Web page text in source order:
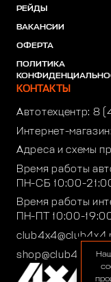
РЕЙДЫ
ВАКАНСИИ
ОФЕРТА
ПОЛИТИКА
КОНТАКТЫ
Автотехцентр: 8
Интернет-магазин:
Адреса и схемы
Время работы
ПН-СБ 10:00-
Время работы
ПН-ПТ 10:00-
shop@club4x4.ru